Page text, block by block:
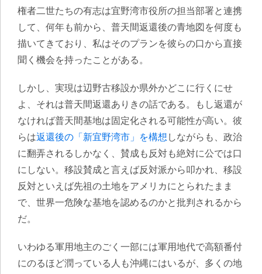
権者二世たちの有志は宜野湾市役所の担当部署と連携
して、何年も前から、普天間返還後の青地図を何度も
描いてきており、私はそのプランを彼らの口から直接
聞く機会を持ったことがある。
しかし、実現は辺野古移設か県外かどこに行くにせ
よ、それは普天間返還ありきの話である。もし返還が
なければ普天間基地は固定化される可能性が高い。彼
らは返還後の「新宜野湾市」を構想 しながらも、政治
に翻弄されるしかなく、賛成も反対も絶対に公では口
にしない。 移設賛成と言えば反対派から叩かれ、移設
反対といえば先祖の土地をアメリカにとられたまま
で、世界一危険な基地を認めるのかと批判されるから
だ。
いわゆる軍用地主のごく一部には軍用地代で高額番付
にのるほど潤っている人も沖縄にはいるが、多くの地